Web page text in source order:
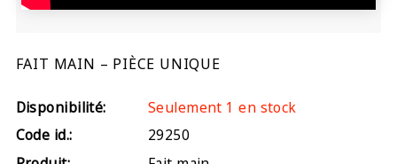
FAIT MAIN – PIÈCE UNIQUE
Disponibilité:
Seulement 1 en stock
Code id.:
29250